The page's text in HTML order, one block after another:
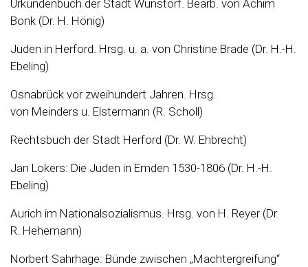
Urkundenbuch der Stadt Wunstorf. Bearb. von Achim
Bonk (Dr. H. Hönig)
Juden in Herford. Hrsg. u. a. von Christine Brade (Dr. H.-H.
Ebeling)
Osnabrück vor zweihundert Jahren. Hrsg.
von Meinders u. Elstermann (R. Scholl)
Rechtsbuch der Stadt Herford (Dr. W. Ehbrecht)
Jan Lokers: Die Juden in Emden 1530-1806 (Dr. H.-H.
Ebeling)
Aurich im Nationalsozialismus. Hrsg. von H. Reyer (Dr.
R. Hehemann)
Norbert Sahrhage: Bünde zwischen „Machtergreifung“